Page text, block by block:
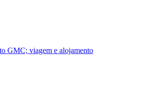
GMC; viagem e alojamento